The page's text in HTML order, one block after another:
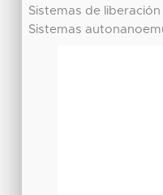
Sistemas de
Sistemas